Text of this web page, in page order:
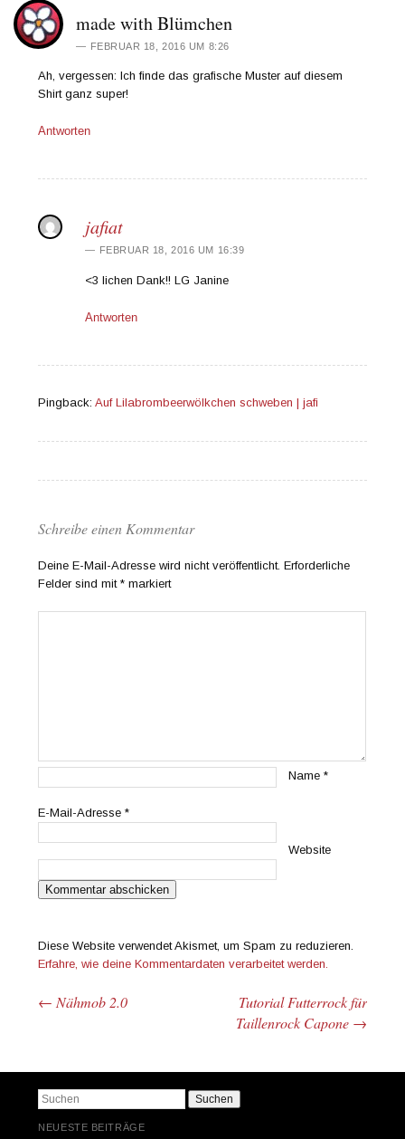
made with Blümchen
FEBRUAR 18, 2016 UM 8:26
Ah, vergessen: Ich finde das grafische Muster auf diesem
Shirt ganz super!
Antworten
jafiat
FEBRUAR 18, 2016 UM 16:39
<3 lichen Dank!! LG Janine
Antworten
Pingback:Auf Lilabrombeerwölkchen schweben | jafi
Schreibe einen Kommentar
Deine E-Mail-Adresse wird nicht veröffentlicht. Erforderliche
Felder sind mit* markiert
Name*
E-Mail-Adresse*
Website
Diese Website verwendet Akismet, um Spam zu reduzieren.
Erfahre, wie deine Kommentardaten verarbeitet werden.
Beitrags-Navigation
← Nähmob 2.0
Tutorial Futterrock für
Taillenrock Capone →
Suchen
NEUESTE BEITRÄGE